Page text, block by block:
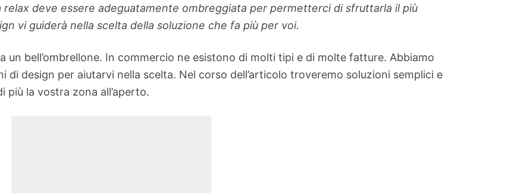
relax deve essere adeguatamente ombreggiata per permetterci di sfruttarla il più
vi guiderà nella scelta della soluzione che fa più per voi.
un bell’ombrellone. In commercio ne esistono di molti tipi e di molte fatture. Abbiamo
di design per aiutarvi nella scelta. Nel corso dell’articolo troveremo soluzioni semplici e
la vostra zona all’aperto.